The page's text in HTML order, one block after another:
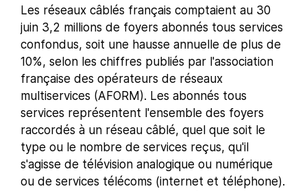
Les réseaux câblés français comptaient au 30
juin 3,2 millions de foyers abonnés tous services
confondus, soit une hausse annuelle de plus de
10%, selon les chiffres publiés par l'association
française des opérateurs de réseaux
multiservices (AFORM). Les abonnés tous
services représentent l'ensemble des foyers
raccordés à un réseau câblé, quel que soit le
type ou le nombre de services reçus, qu'il
s'agisse de télévision analogique ou numérique
ou de services télécoms (internet et téléphone).